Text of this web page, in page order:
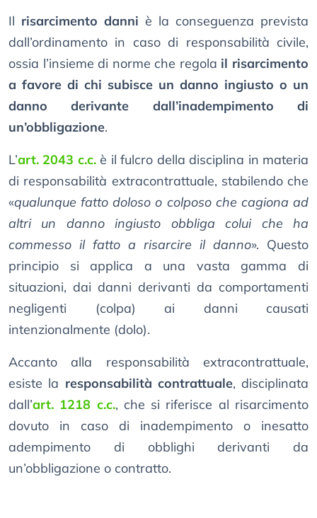
Il risarcimento danni è la conseguenza prevista
dall’ordinamento in caso di responsabilità civile,
ossia l’insieme di norme che regola il risarcimento
a favore di chi subisce un danno ingiusto o un
danno derivante dall’inadempimento di
un’obbligazione.
L’art. 2043 c.c.è il fulcro della disciplina in materia
di responsabilità extracontrattuale, stabilendo che
«qualunque fatto doloso o colposo che cagiona ad
altri un danno ingiusto obbliga colui che ha
commesso il fatto a risarcire il danno». Questo
principio si applica a una vasta gamma di
situazioni, dai danni derivanti da comportamenti
negligenti (colpa) ai danni causati
intenzionalmente (dolo).
Accanto alla responsabilità extracontrattuale,
esiste la responsabilità contrattuale, disciplinata
dall’art. 1218 c.c., che si riferisce al risarcimento
dovuto in caso di inadempimento o inesatto
adempimento di obblighi derivanti da
un’obbligazione o contratto.